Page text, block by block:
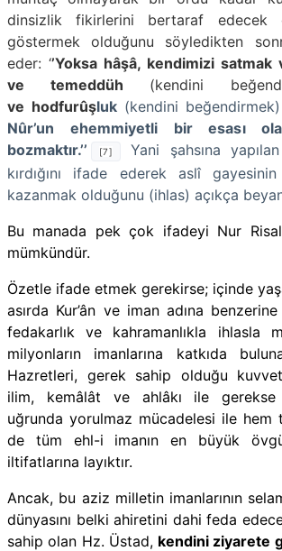
dinsizlik fikirlerini bertaraf edecek
göstermek olduğunu söyledikten
eder: ‘’Yoksa hâşâ, kendimizi
ve temeddüh (kendini
ve hodfurûşluk (kendini beğendirmek)
Nûr’un ehemmiyetli bir esası
bozmaktır.’’
[7]
Yani şahsına
kırdığını ifade ederek aslî gayesinin
kazanmak olduğunu (ihlas) açıkça
Bu manada pek çok ifadeyi Nur
mümkündür.
Özetle ifade etmek gerekirse; içinde
asırda Kur’ân ve iman adına
fedakarlık ve kahramanlıkla ihlasla
milyonların imanlarına katkıda
Hazretleri, gerek sahip olduğu
ilim, kemâlât ve ahlâkı ile gerekse
uğrunda yorulmaz mücadelesi ile hem
de tüm ehl-i imanın en büyük
iltifatlarına layıktır.
Ancak, bu aziz milletin imanlarının
dünyasını belki ahiretini dahi feda
sahip olan Hz. Üstad, kendini ziyarete